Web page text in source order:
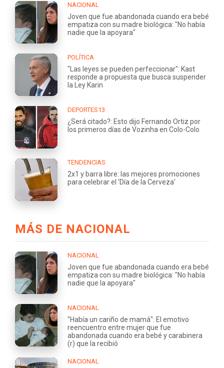
NACIONAL
Joven que fue abandonada cuando era bebé
empatiza con su madre biológica: "No había
nadie que la apoyara"
POLÍTICA
"Las leyes se pueden perfeccionar": Kast
responde a propuesta que busca suspender
la Ley Karin
DEPORTES13
¿Será citado?: Esto dijo Fernando Ortiz por
los primeros días de Vozinha en Colo-Colo
TENDENCIAS
2x1 y barra libre: las mejores promociones
para celebrar el 'Día de la Cerveza'
MÁS DE NACIONAL
NACIONAL
Joven que fue abandonada cuando era bebé
empatiza con su madre biológica: "No había
nadie que la apoyara"
NACIONAL
"Había un cariño de mamá": El emotivo
reencuentro entre mujer que fue
abandonada cuando era bebé y carabinera
(r) que la recibió
NACIONAL